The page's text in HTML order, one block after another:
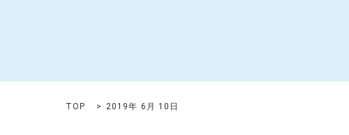
TOP 2019年 6月 10日